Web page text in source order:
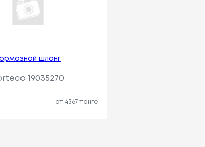
шланг
19035270
от 4367 тенге